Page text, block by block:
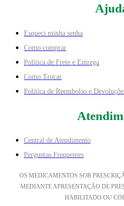
Esqueci minha senha
Como comprar
Política de Frete e Entrega
Como Trocar
Política de Reembolso e
Central de Atendimento
Perguntas Frequentes
OS MEDICAMENTOS SOB
MEDIANTE APRESENTAÇÃO DE
HABILITADO OU